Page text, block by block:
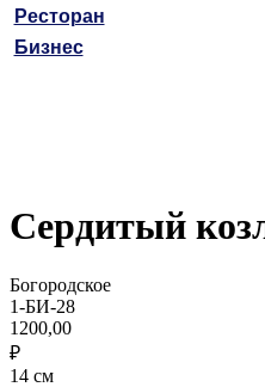
Ресторан
Бизнес
Сердитый
Богородское
1-БИ-28
1200,00
₽
14 см